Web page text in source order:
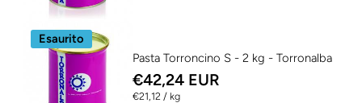
Esaurito
Pasta Torroncino S - 2 kg - Torronalba
€42,24 EUR
€21,12 / per
kg